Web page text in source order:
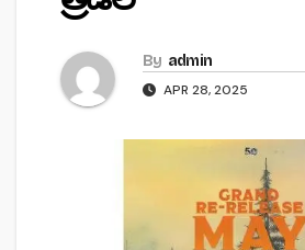
By admin
APR 28, 2025